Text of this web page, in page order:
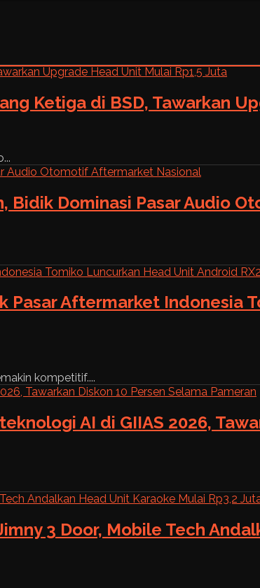
Ketiga di BSD, Tawarkan
Bidik Dominasi Pasar Audio
Pasar Aftermarket Indonesia
kompetitif....
AI di GIIAS 2026,
3 Door, Mobile Tech